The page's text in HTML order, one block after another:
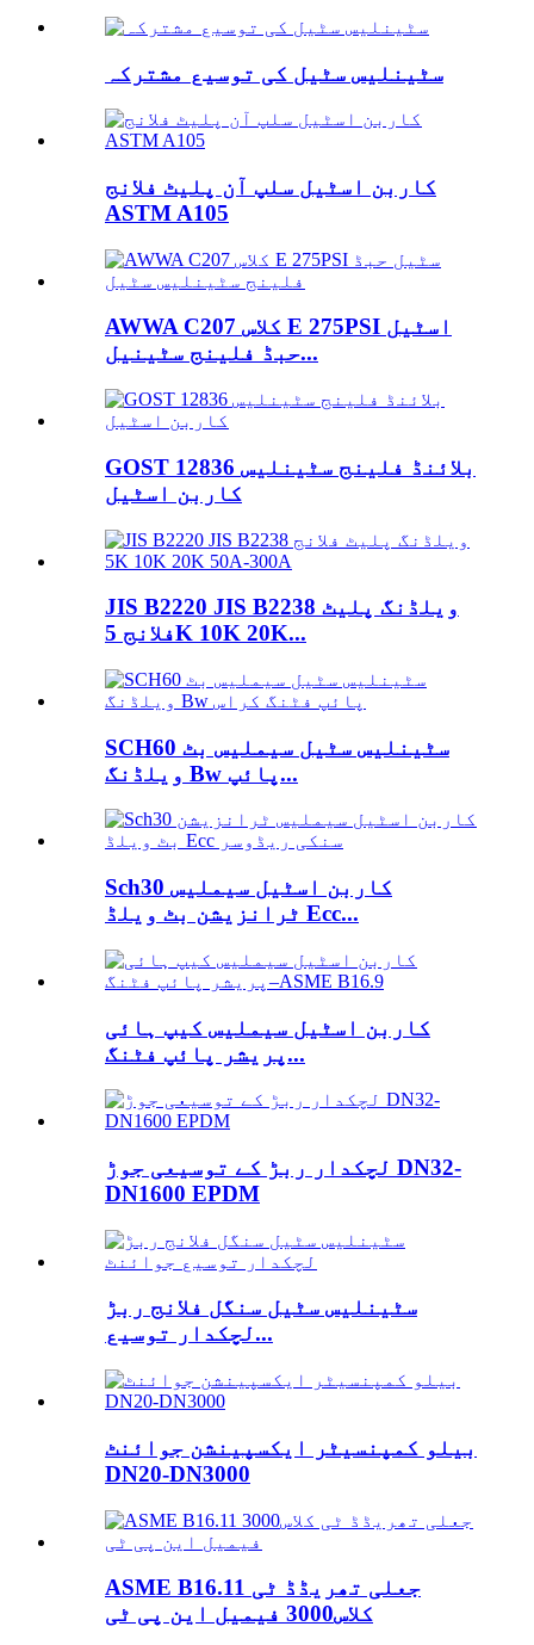
سٹینلیس سٹیل کی توسیع مشترکہ
کاربن اسٹیل سلپ آن پلیٹ فلانج
ASTM A105
AWWA C207 کلاس E 275PSI اسٹیل
حبڈ فلینج سٹینیل...
GOST 12836 بلائنڈ فلینج سٹینلیس
کاربن اسٹیل
JIS B2220 JIS B2238 ویلڈنگ پلیٹ
فلانج 5K 10K 20K...
SCH60 سٹینلیس سٹیل سیملیس بٹ
ویلڈنگ Bw پائپ...
Sch30 کاربن اسٹیل سیملیس
ٹرانزیشن بٹ ویلڈ Ecc...
کاربن اسٹیل سیملیس کیپ ہائی
پریشر پائپ فٹنگ...
لچکدار ربڑ کے توسیعی جوڑ DN32-
DN1600 EPDM
سٹینلیس سٹیل سنگل فلانج ربڑ
لچکدار توسیع...
بیلو کمپنسیٹر ایکسپینشن جوائنٹ
DN20-DN3000
ASME B16.11 جعلی تھریڈڈ ٹی
کلاس3000 فیمیل این پی ٹی